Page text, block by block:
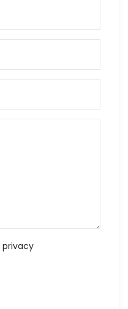
privacy